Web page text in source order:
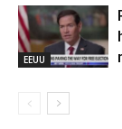
EEUU